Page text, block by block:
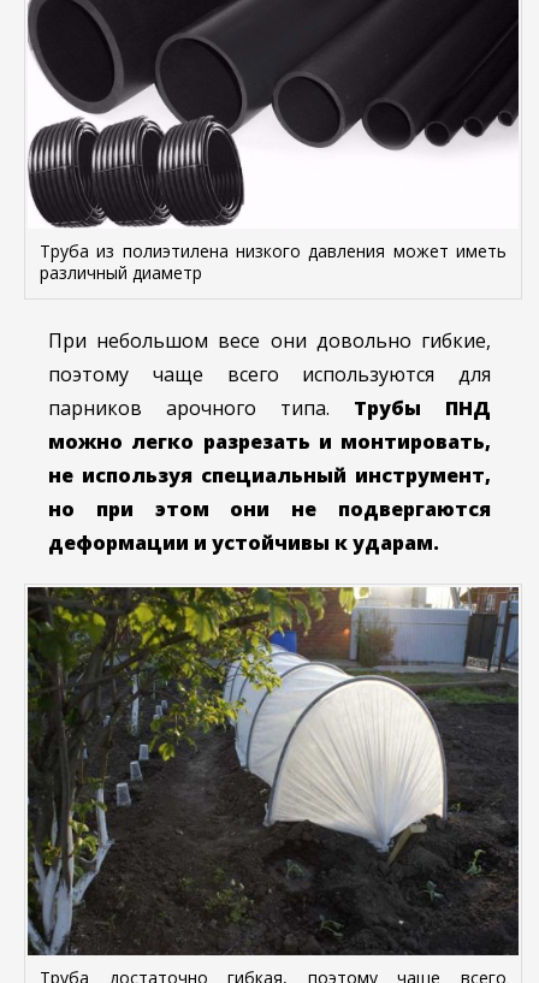
Труба из полиэтилена низкого давления может иметь
различный диаметр
При небольшом весе они довольно гибкие,
поэтому чаще всего используются для
парников арочного типа. Трубы ПНД
можно легко разрезать и монтировать,
не используя специальный инструмент,
но при этом они не подвергаются
деформации и устойчивы к ударам.
Труба достаточно гибкая, поэтому чаще всего